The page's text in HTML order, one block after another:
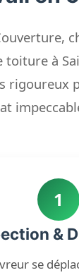
toiture à
rigoureux
1
&
se